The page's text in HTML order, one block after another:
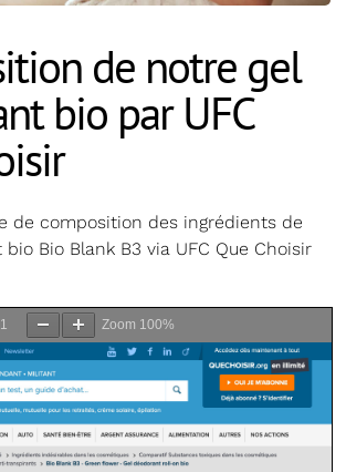
de notre gel
bio par UFC
de composition des ingrédients de
Bio Blank B3 via UFC Que Choisir
1 Zoom 100%